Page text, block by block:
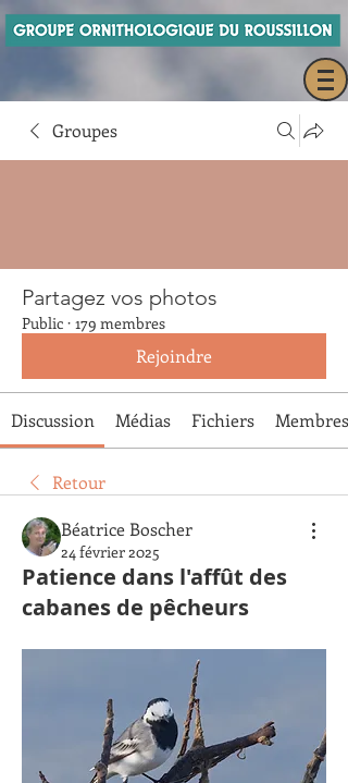
Groupes
Partagez vos photos
Public · 179 membres
Rejoindre
Discussion Médias Fichiers Membres
Retour
Béatrice Boscher
24 février 2025
Patience dans l'affût des
cabanes de pêcheurs